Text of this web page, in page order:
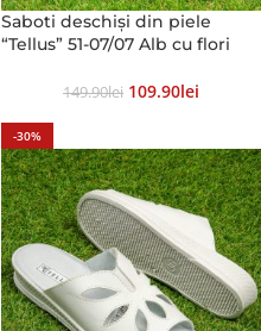
Saboti deschiși din piele
“Tellus” 51-07/07 Alb cu flori
149.90Lei 109.90Lei
-30%